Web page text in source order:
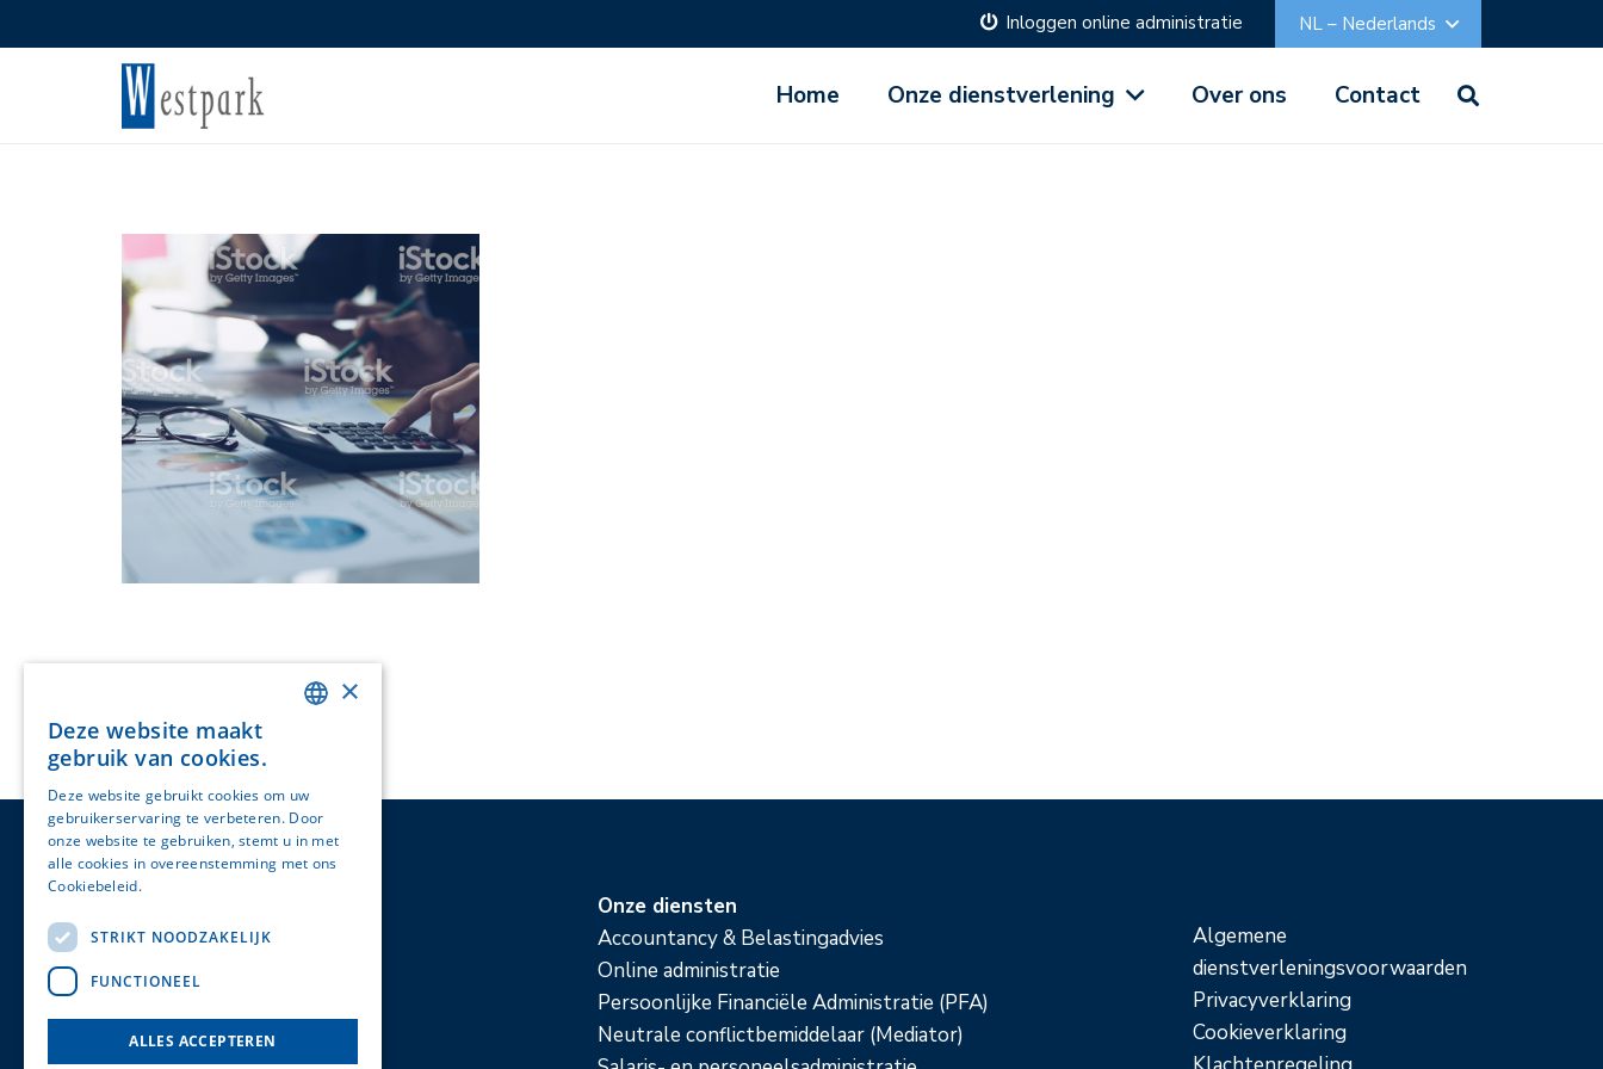
Inloggen online administratie NL – Nederlands
Home Onze dienstverlening Over ons Contact
Sint-Servaasklooster 35
6211TE, Maastricht
info@westpark.nl
Onze diensten
Accountancy & Belastingadvies
Online administratie
Persoonlijke Financiële Administratie (PFA)
Neutrale conflictbemiddelaar (Mediator)
Algemene
dienstverleningsvoorwaarden
Privacyverklaring
Cookieverklaring
×
Deze website maakt
gebruik van cookies.
Deze website gebruikt cookies om uw
gebruikerservaring te verbeteren. Door
onze website te gebruiken, stemt u in met
alle cookies in overeenstemming met ons
Cookiebeleid.
STRIKT NOODZAKELIJK
FUNCTIONEEL
ALLES ACCEPTEREN